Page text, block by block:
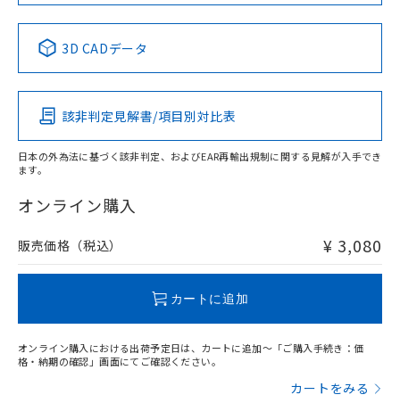
Pb Hg Cd Cr(VI)
O
在庫等で未対応品が混在する可能性があります。
問い合わせください。
3D CADデータ
該非判定見解書/項目別対比表
日本の外為法に基づく該非判定、およびEAR再輸出規制に関する見解が入手でき
ます。
オンライン購入
販売価格（税込） ¥ 3,080
カートに追加
オンライン購入における出荷予定日は、カートに追加～「ご購入手続き：価
格・納期の確認」画面にてご確認ください。
カートをみる